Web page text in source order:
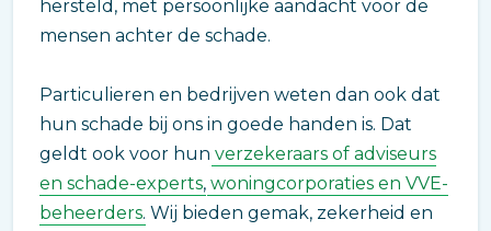
hersteld, met persoonlijke aandacht voor de
mensen achter de schade.
Particulieren en bedrijven weten dan ook dat
hun schade bij ons in goede handen is. Dat
geldt ook voor hun verzekeraars of adviseurs
en schade-experts, woningcorporaties en VVE-
beheerders. Wij bieden gemak, zekerheid en